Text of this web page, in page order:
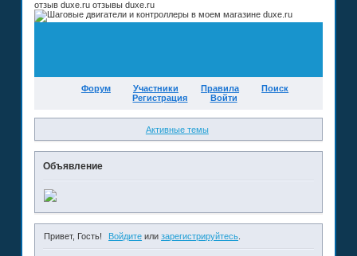
отзыв duxe.ru отзывы duxe.ru
Форум Участники Правила
Поиск
Регистрация
Войти
Активные темы
Объявление
Привет, Гость! Войдите илизарегистрируйтесь